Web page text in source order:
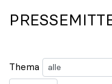
Thema